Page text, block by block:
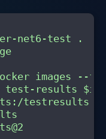
net6-test .
test-results
testresults